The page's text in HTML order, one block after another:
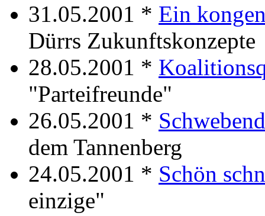
31.05.2001 * Ein
Dürrs Zukunftskonzepte
28.05.2001 *
"Parteifreunde"
26.05.2001 *
dem Tannenberg
24.05.2001 * Schön
einzige"